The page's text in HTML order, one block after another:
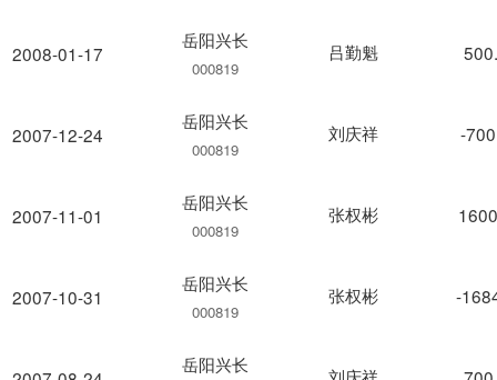
2008-01-17
2007-12-24
2007-11-01
2007-10-31
岳阳兴长
000819
吕勤魁
岳阳兴长
000819
刘庆祥 -
岳阳兴长
000819
张权彬
岳阳兴长
000819
张权彬 -
岳阳兴长